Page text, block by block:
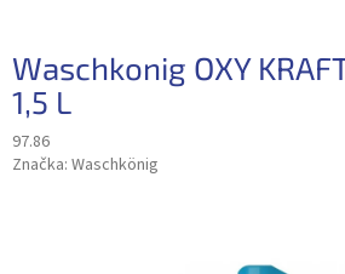
Waschkonig OXY
1,5 L
97.86
Značka: Waschkönig